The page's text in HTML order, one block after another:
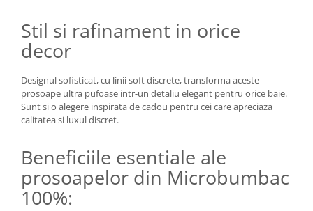
Stil si rafinament in orice
decor
Designul sofisticat, cu linii soft discrete, transforma aceste
prosoape ultra pufoase intr-un detaliu elegant pentru orice baie.
Sunt si o alegere inspirata de cadou pentru cei care apreciaza
calitatea si luxul discret.
Beneficiile esentiale ale
prosoapelor din Microbumbac
100%: